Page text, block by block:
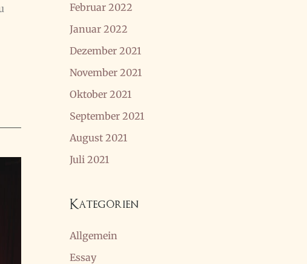
Februar 2022
Januar 2022
Dezember 2021
November 2021
Oktober 2021
September 2021
August 2021
Juli 2021
Kategorien
Allgemein
Essay